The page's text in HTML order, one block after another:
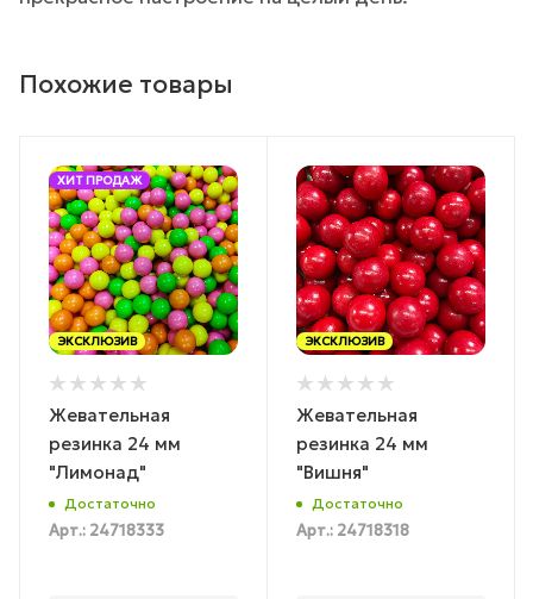
Похожие товары
ХИТ ПРОДАЖ
ЭКСКЛЮЗИВ
Жевательная
резинка 24 мм
"Лимонад"
Достаточно
Арт.: 24718333
ЭКСКЛЮЗИВ
Жевательная
резинка 24 мм
"Вишня"
Достаточно
Арт.: 24718318